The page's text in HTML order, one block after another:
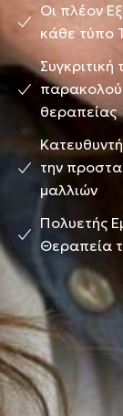
Οι πλέον
κάθε τύπο
Συγκριτική
θεραπείας
την
μαλλιών
Πολυετής
Θεραπεία